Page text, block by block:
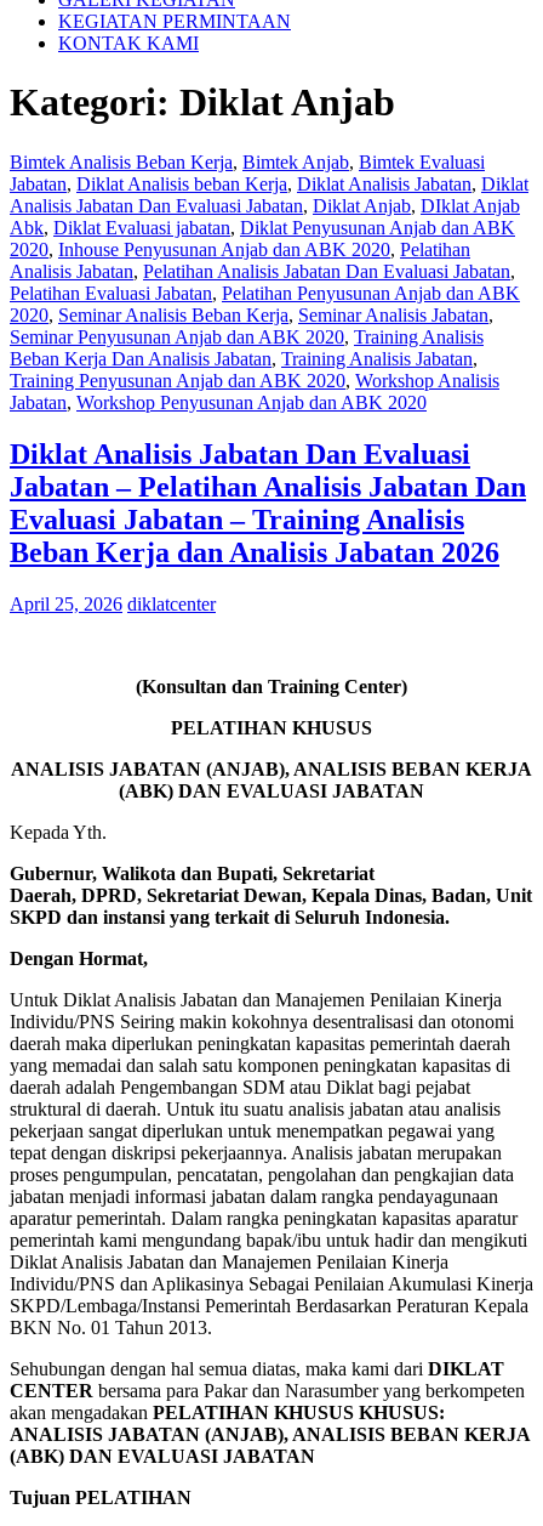
KEGIATAN PERMINTAAN
KONTAK KAMI
Kategori: Diklat Anjab
Bimtek Analisis Beban Kerja, Bimtek Anjab, Bimtek Evaluasi
Jabatan, Diklat Analisis beban Kerja, Diklat Analisis Jabatan, Diklat
Analisis Jabatan Dan Evaluasi Jabatan, Diklat Anjab, DIklat Anjab
Abk, Diklat Evaluasi jabatan, Diklat Penyusunan Anjab dan ABK
2020, Inhouse Penyusunan Anjab dan ABK 2020, Pelatihan
Analisis Jabatan, Pelatihan Analisis Jabatan Dan Evaluasi Jabatan,
Pelatihan Evaluasi Jabatan, Pelatihan Penyusunan Anjab dan ABK
2020, Seminar Analisis Beban Kerja, Seminar Analisis Jabatan,
Seminar Penyusunan Anjab dan ABK 2020, Training Analisis
Beban Kerja Dan Analisis Jabatan, Training Analisis Jabatan,
Training Penyusunan Anjab dan ABK 2020, Workshop Analisis
Jabatan, Workshop Penyusunan Anjab dan ABK 2020
Diklat Analisis Jabatan Dan Evaluasi
Jabatan – Pelatihan Analisis Jabatan Dan
Evaluasi Jabatan – Training Analisis
Beban Kerja dan Analisis Jabatan 2026
April 25, 2026 diklatcenter
(Konsultan dan Training Center)
PELATIHAN KHUSUS
ANALISIS JABATAN (ANJAB), ANALISIS BEBAN KERJA
(ABK) DAN EVALUASI JABATAN
Kepada Yth.
Gubernur, Walikota dan Bupati, Sekretariat
Daerah, DPRD, Sekretariat Dewan, Kepala Dinas, Badan, Unit
SKPD dan instansi yang terkait di Seluruh Indonesia.
Dengan Hormat,
Untuk Diklat Analisis Jabatan dan Manajemen Penilaian Kinerja
Individu/PNS Seiring makin kokohnya desentralisasi dan otonomi
daerah maka diperlukan peningkatan kapasitas pemerintah daerah
yang memadai dan salah satu komponen peningkatan kapasitas di
daerah adalah Pengembangan SDM atau Diklat bagi pejabat
struktural di daerah. Untuk itu suatu analisis jabatan atau analisis
pekerjaan sangat diperlukan untuk menempatkan pegawai yang
tepat dengan diskripsi pekerjaannya. Analisis jabatan merupakan
proses pengumpulan, pencatatan, pengolahan dan pengkajian data
jabatan menjadi informasi jabatan dalam rangka pendayagunaan
aparatur pemerintah. Dalam rangka peningkatan kapasitas aparatur
pemerintah kami mengundang bapak/ibu untuk hadir dan mengikuti
Diklat Analisis Jabatan dan Manajemen Penilaian Kinerja
Individu/PNS dan Aplikasinya Sebagai Penilaian Akumulasi Kinerja
SKPD/Lembaga/Instansi Pemerintah Berdasarkan Peraturan Kepala
BKN No. 01 Tahun 2013.
Sehubungan dengan hal semua diatas, maka kami dari DIKLAT
CENTER bersama para Pakar dan Narasumber yang berkompeten
akan mengadakan PELATIHAN KHUSUS KHUSUS:
ANALISIS JABATAN (ANJAB), ANALISIS BEBAN KERJA
(ABK) DAN EVALUASI JABATAN
Tujuan PELATIHAN